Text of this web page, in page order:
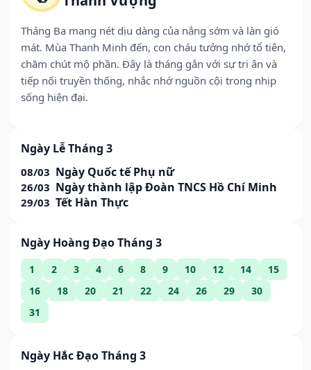
Tháng Ba mang nét dịu dàng của nắng sớm và làn gió
mát. Mùa Thanh Minh đến, con cháu tưởng nhớ tổ tiên,
chăm chút mộ phần. Đây là tháng gắn với sự tri ân và
tiếp nối truyền thống, nhắc nhớ nguồn cội trong nhịp
sống hiện đại.
Ngày Lễ Tháng 3
08/03 Ngày Quốc tế Phụ nữ
26/03 Ngày thành lập Đoàn TNCS Hồ Chí Minh
29/03 Tết Hàn Thực
Ngày Hoàng Đạo Tháng 3
1 2 3 4 6 8 9 10 12 14
15
16
18 20 21 22 24 26 29
30
31
Ngày Hắc Đạo Tháng 3